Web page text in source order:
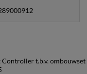
Controller t.b.v. ombouwset